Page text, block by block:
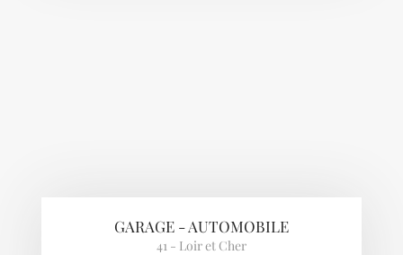
GARAGE - AUTOMOBILE
41 - Loir et Cher